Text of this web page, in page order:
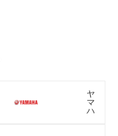
ヤ
マ
ハ